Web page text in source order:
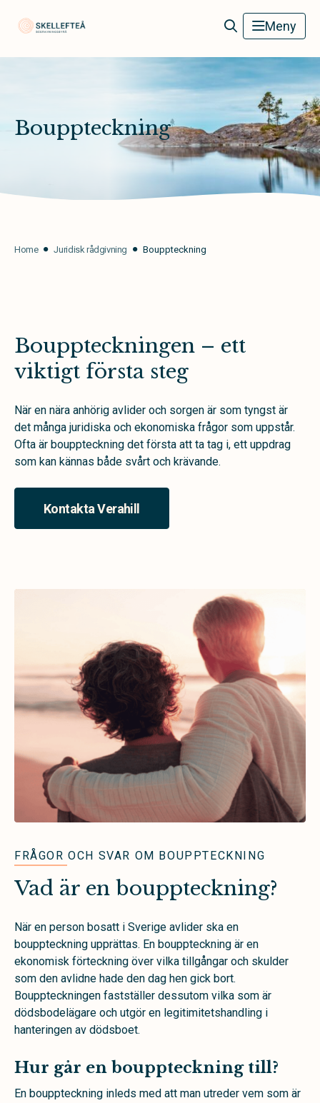
Meny
Bouppteckning
Home Juridisk rådgivning Bouppteckning
Bouppteckningen – ett
viktigt första steg
När en nära anhörig avlider och sorgen är som tyngst är
det många juridiska och ekonomiska frågor som uppstår.
Ofta är bouppteckning det första att ta tag i, ett uppdrag
som kan kännas både svårt och krävande.
Kontakta Verahill
FRÅGOR OCH SVAR OM BOUPPTECKNING
Vad är en bouppteckning?
När en person bosatt i Sverige avlider ska en
bouppteckning upprättas. En bouppteckning är en
ekonomisk förteckning över vilka tillgångar och skulder
som den avlidne hade den dag hen gick bort.
Bouppteckningen fastställer dessutom vilka som är
dödsbodelägare och utgör en legitimitetshandling i
hanteringen av dödsboet.
Hur går en bouppteckning till?
En bouppteckning inleds med att man utreder vem som är